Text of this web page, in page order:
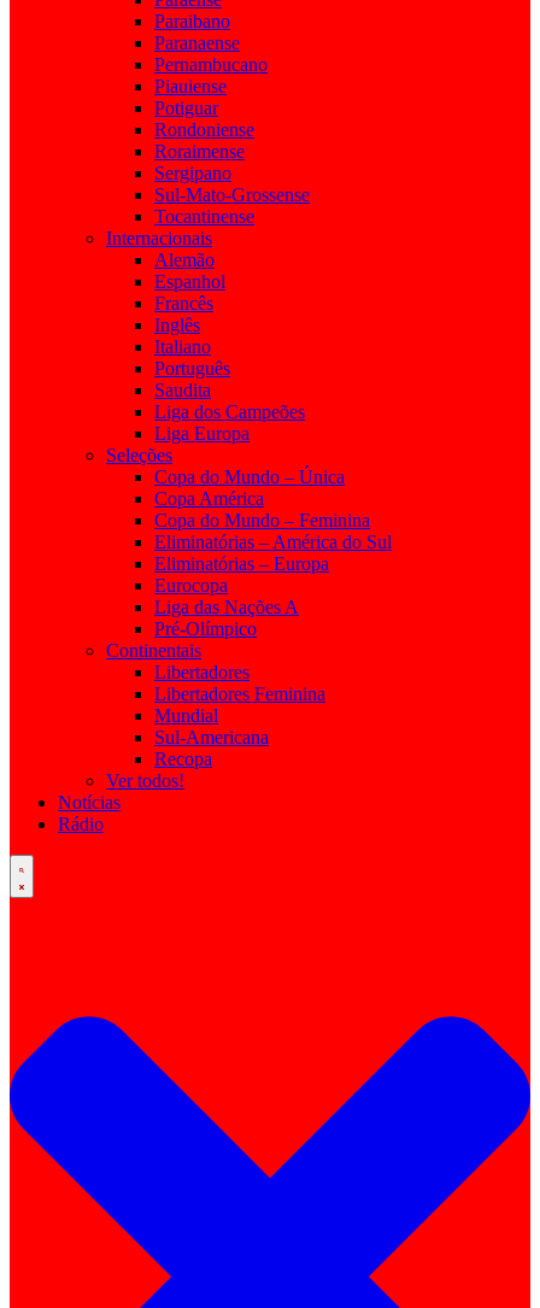
Paraibano
Paranaense
Pernambucano
Piauiense
Potiguar
Rondoniense
Roraimense
Sergipano
Sul-Mato-Grossense
Tocantinense
Internacionais
Alemão
Espanhol
Francês
Inglês
Italiano
Português
Saudita
Liga dos Campeões
Liga Europa
Seleções
Copa do Mundo – Única
Copa América
Copa do Mundo – Feminina
Eliminatórias – América do Sul
Eliminatórias – Europa
Eurocopa
Liga das Nações A
Pré-Olímpico
Continentais
Libertadores
Libertadores Feminina
Mundial
Sul-Americana
Recopa
Ver todos!
Notícias
Rádio